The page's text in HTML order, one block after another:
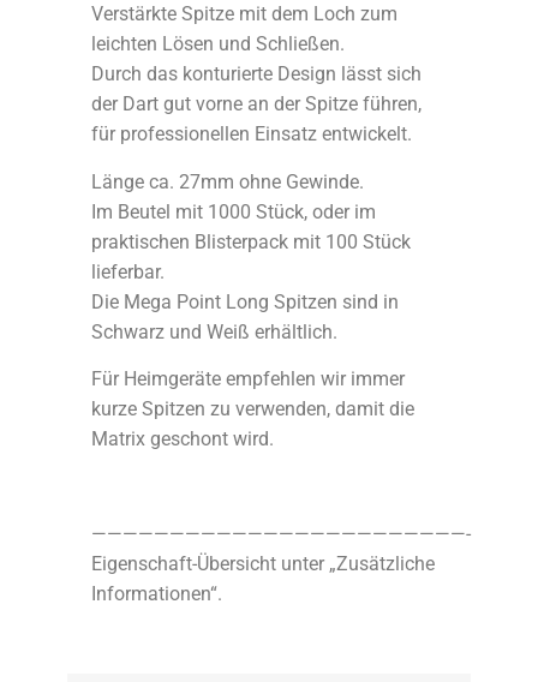
Verstärkte Spitze mit dem Loch zum
leichten Lösen und Schließen.
Durch das konturierte Design lässt sich
der Dart gut vorne an der Spitze führen,
für professionellen Einsatz entwickelt.
Länge ca. 27mm ohne Gewinde.
Im Beutel mit 1000 Stück, oder im
praktischen Blisterpack mit 100 Stück
lieferbar.
Die Mega Point Long Spitzen sind in
Schwarz und Weiß erhältlich.
Für Heimgeräte empfehlen wir immer
kurze Spitzen zu verwenden, damit die
Matrix geschont wird.
————————————————————————-
Eigenschaft-Übersicht unter „Zusätzliche
Informationen“.